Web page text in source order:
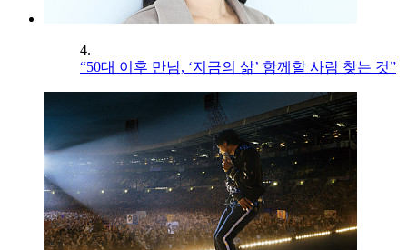
4.
“50대 이후 만남, ‘지금의 삶’ 함께할 사람 찾는 것”